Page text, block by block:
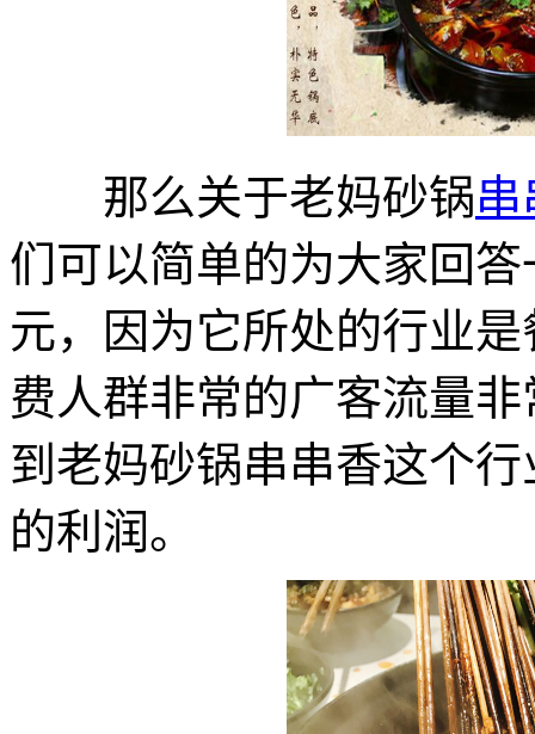
那么关于老妈砂锅
们可以简单的为大家回
元，因为它所处的行业
费人群非常的广客流量
到老妈砂锅串串香这个
的利润。